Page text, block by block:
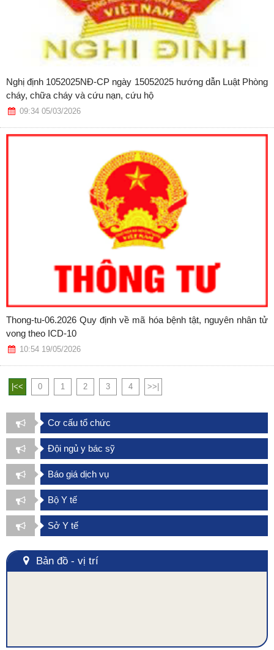
Nghị định 1052025NĐ-CP ngày 15052025 hướng dẫn Luật Phòng
cháy, chữa cháy và cứu nạn, cứu hộ
09:34 05/03/2026
Thong-tu-06.2026 Quy định về mã hóa bệnh tật, nguyên nhân tử
vong theo ICD-10
10:54 19/05/2026
|<< 0 1 2 3 4 >>|
Cơ cấu tổ chức
Đội ngủ y bác sỹ
Báo giá dịch vụ
Bộ Y tế
Sở Y tế
Bản đồ - vị trí